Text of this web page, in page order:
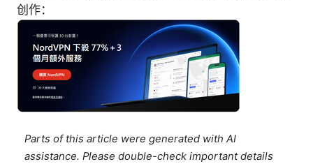
创作：
Parts of this article were generated with AI
assistance. Please double-check important details